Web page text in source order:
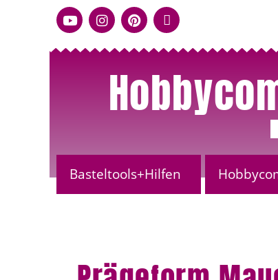
Basteltools+Hilfen